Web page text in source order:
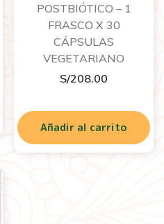
POSTBIÓTICO – 1
FRASCO X 30
CÁPSULAS
VEGETARIANO
S/208.00
Añadir al carrito